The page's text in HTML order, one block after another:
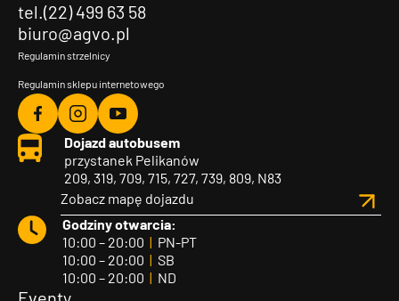
tel.(22) 499 63 58
biuro@agvo.pl
Regulamin strzelnicy
Regulamin sklepu internetowego
Agvo
Facebook
Agvo
Instagram
Agvo
YouTube
Dojazd autobusem
przystanek Pelikanów
209, 319, 709, 715, 727, 739, 809, N83
Zobacz mapę dojazdu
Godziny otwarcia:
10:00 – 20:00 | PN-PT
10:00 – 20:00 | SB
10:00 – 20:00 | ND